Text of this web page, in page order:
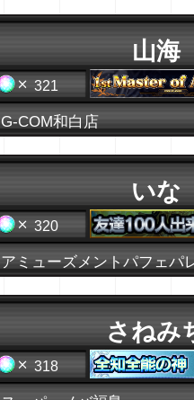
山海
321
G-COM和白店
いな
320
アミューズメントパフェパ
さねみ
318